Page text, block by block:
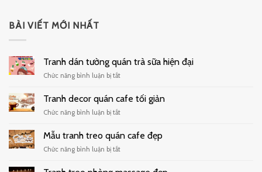
BÀI VIẾT MỚI NHẤT
Tranh dán tường quán trà sữa hiện đại
Chức năng bình luận bị tắtở
dán
tường
quán
sữa
đại
Tranh decor quán cafe tối giản
Chức năng bình luận bị tắtở
decor
quán
cafe
Mẫu tranh treo quán cafe đẹp
Chức năng bình luận bị tắtở